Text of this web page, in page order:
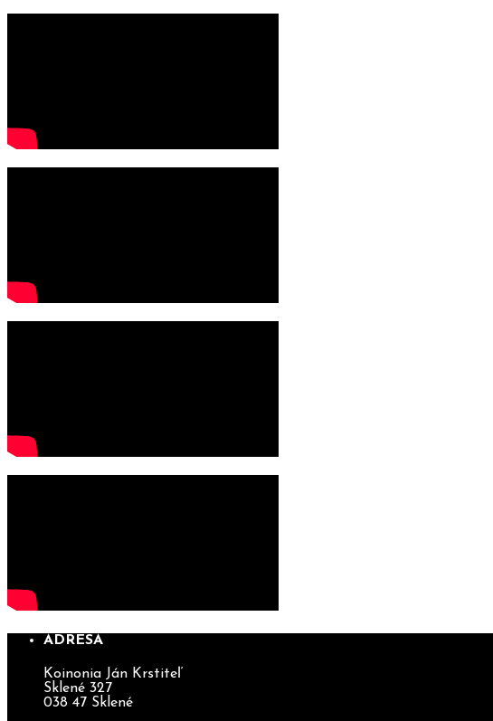
ADRESA
Koinonia Ján Krstiteľ
Sklené 327
038 47 Sklené